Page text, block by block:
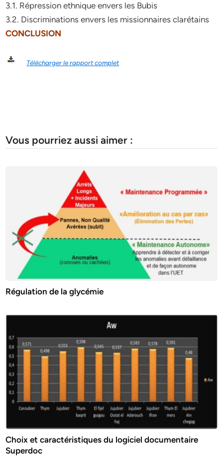
3.1. Répression ethnique envers les Bubis
3.2. Discriminations envers les missionnaires clarétains
CONCLUSION
Télécharger le rapport complet
Vous pourriez aussi aimer :
Régulation de la glycémie
Choix et caractéristiques du logiciel documentaire
Superdoc